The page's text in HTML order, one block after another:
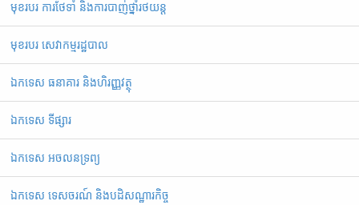
មុខរបរ ការថែទាំ និងការបាញ់ថ្នាំរថយន្ត
មុខរបរ សេវាកម្មរដ្ឋបាល
ឯកទេស ធនាគារ និងហិរញ្ញវត្ថុ
ឯកទេស ទីផ្សារ
ឯកទេស អចលនទ្រព្យ
ឯកទេស ទេសចរណ៍ និងបដិសណ្ឋារកិច្ច